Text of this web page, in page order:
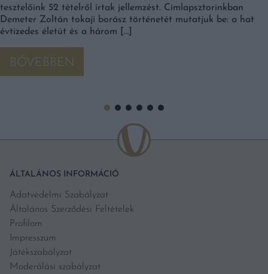
tesztelőink 52 tételről írtak jellemzést. Címlapsztorinkban
Demeter Zoltán tokaji borász történetét mutatjuk be: a hat
évtizedes életút és a három […]
BŐVEBBEN
ÁLTALÁNOS INFORMÁCIÓ
Adatvédelmi Szabályzat
Általános Szerződési Feltételek
Profilom
Impresszum
Játékszabályzat
Moderálási szabályzat